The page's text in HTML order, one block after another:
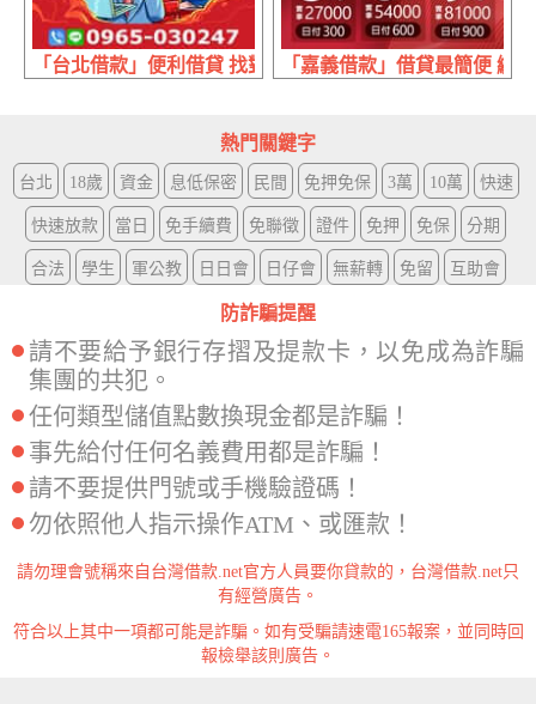
「台北借款」便利借貸 找對專業 | 輕鬆解決人生難題
「嘉義借款」借貸最簡便 繳
熱門關鍵字
台北 18歲 資金 息低保密 民間 免押免保 3萬 10萬 快速
快速放款 當日 免手續費 免聯徵 證件 免押 免保 分期
合法 學生 軍公教 日日會 日仔會 無薪轉 免留 互助會
防詐騙提醒
請不要給予銀行存摺及提款卡，以免成為詐騙
集團的共犯。
任何類型儲值點數換現金都是詐騙！
事先給付任何名義費用都是詐騙！
請不要提供門號或手機驗證碼！
勿依照他人指示操作ATM、或匯款！
請勿理會號稱來自台灣借款.net官方人員要你貸款的，台灣借款.net只
有經營廣告。
符合以上其中一項都可能是詐騙。如有受騙請速電165報案，並同時回
報檢舉該則廣告。